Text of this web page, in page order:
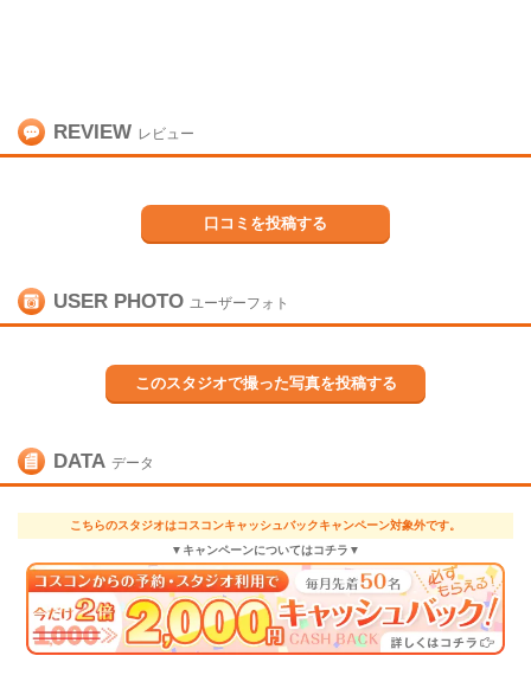
REVIEW レビュー
口コミを投稿する
USER PHOTO ユーザーフォト
このスタジオで撮った写真を投稿する
DATA データ
こちらのスタジオはコスコンキャッシュバックキャンペーン対象外です。
▼キャンペーンについてはコチラ▼